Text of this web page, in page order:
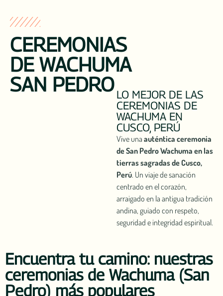
CEREMONIAS
DE WACHUMA
SAN PEDROLO MEJOR DE LAS
CEREMONIAS DE
WACHUMA EN
CUSCO, PERÚ
Vive una auténtica ceremonia
de San Pedro Wachuma en las
tierras sagradas de Cusco,
Perú. Un viaje de sanación
centrado en el corazón,
arraigado en la antigua tradición
andina, guiado con respeto,
seguridad e integridad espiritual.
Encuentra tu camino: nuestras
ceremonias de Wachuma (San
Pedro) más populares